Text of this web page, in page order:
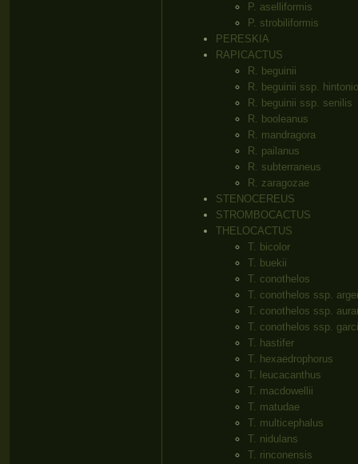
P. aselliformis
P. strobiliformis
PERESKIA
RAPICACTUS
R. beguinii
R. beguinii ssp.
R. beguinii ssp. senilis
R. booleanus
R. mandragora
R. pailanus
R. subterraneus
R. zaragozae
STENOCEREUS
STROMBOCACTUS
THELOCACTUS
T. bicolor
T. buekii
T. conothelos
T. conothelos ssp.
T. conothelos ssp.
T. conothelos ssp.
T. hastifer
T. hexaedrophorus
T. leucacanthus
T. macdowellii
T. matudae
T. multicephalus
T. nidulans
T. rinconensis